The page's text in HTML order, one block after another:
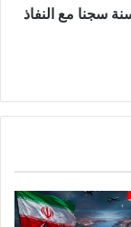
أسرها للحضور
نافالني
| الحكم على نائب مجمد ب120 سنة سجنا مع النفاذ